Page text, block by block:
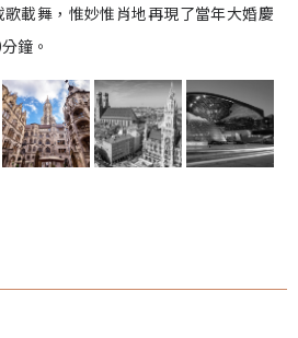
載舞，惟妙惟肖地再現了當年大婚慶
鐘。